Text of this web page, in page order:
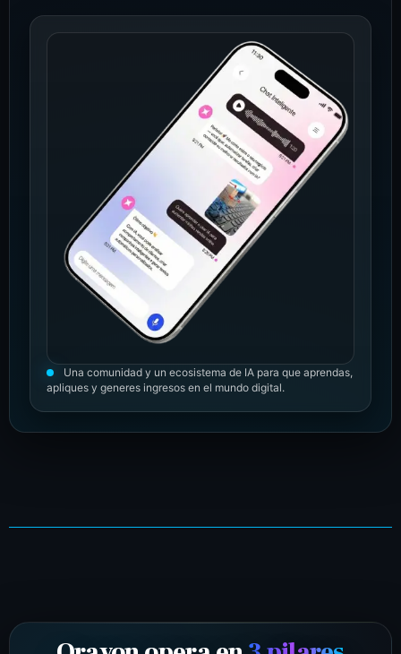
Una comunidad y un ecosistema de IA para que aprendas,
apliques y generes ingresos en el mundo digital.